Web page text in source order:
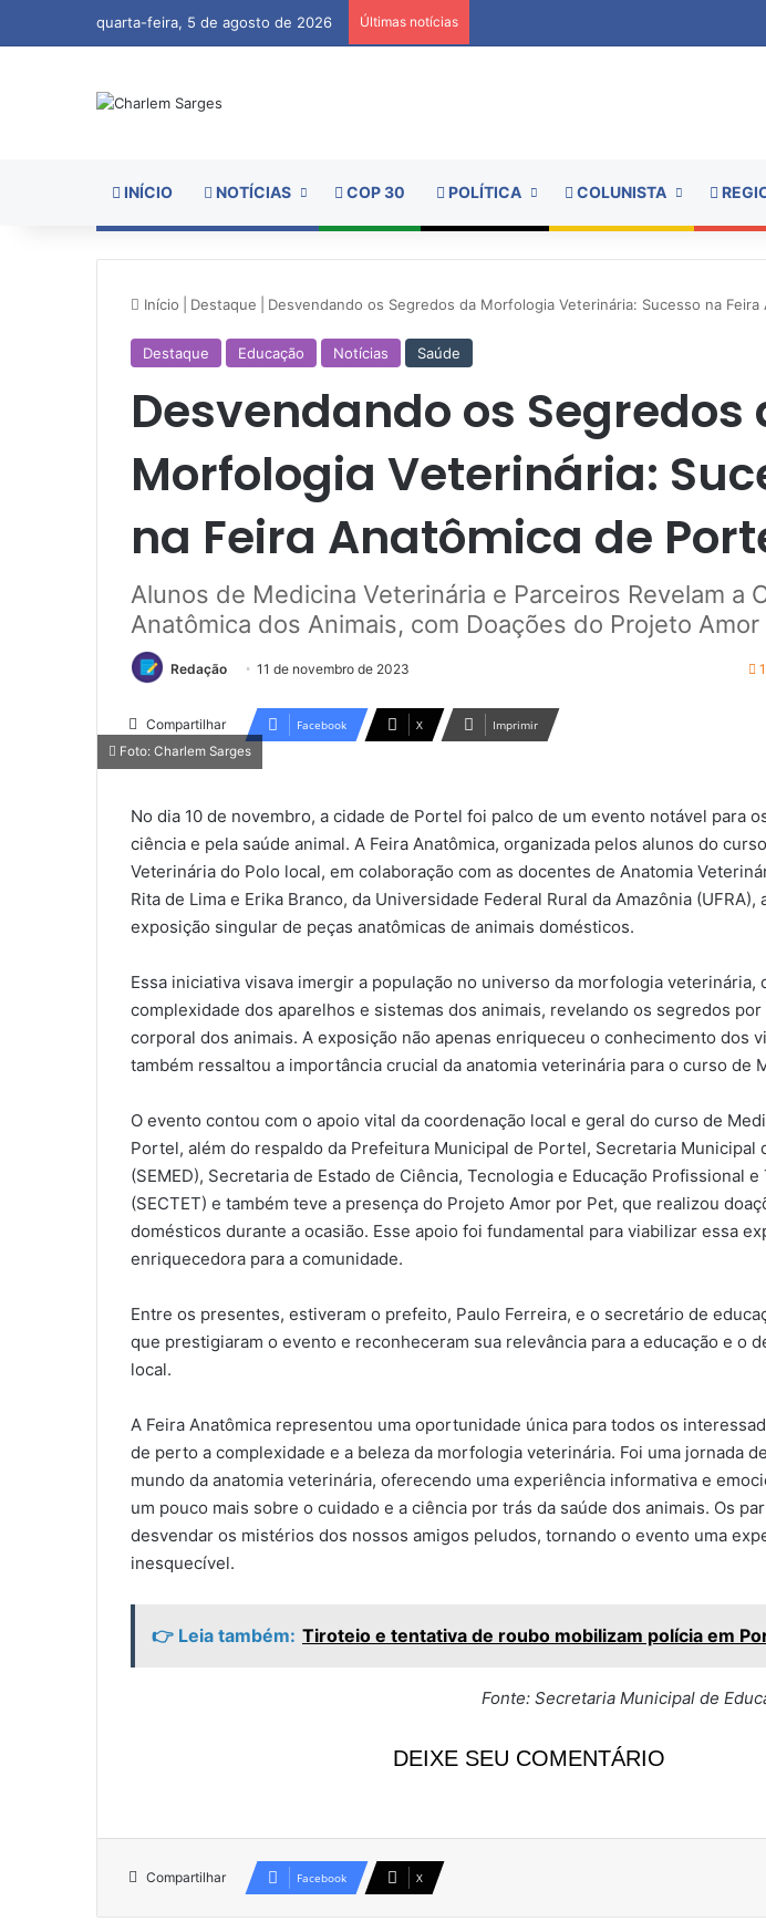
quarta-feira, 5 de agosto de 2026 Últimas notícias
INÍCIO NOTÍCIAS COP 30 POLÍTICA COLUNISTA
Início Destaque Desvendando os Segredos da Morfologia Veterinária: Sucesso na Feira
Destaque Educação Notícias Saúde
Desvendando os Segredos
Morfologia Veterinária:
na Feira Anatômica de
Alunos de Medicina Veterinária e Parceiros Revelam a
Anatômica dos Animais, com Doações do Projeto Amor
Redação 11 de novembro de 2023
Compartilhar Facebook X
Imprimir
Foto: Charlem Sarges
No dia 10 de novembro, a cidade de Portel foi palco de um evento notável para
ciência e pela saúde animal. A Feira Anatômica, organizada pelos alunos do
Veterinária do Polo local, em colaboração com as docentes de Anatomia
Rita de Lima e Erika Branco, da Universidade Federal Rural da Amazônia (UFRA),
exposição singular de peças anatômicas de animais domésticos.
Essa iniciativa visava imergir a população no universo da morfologia veterinária,
complexidade dos aparelhos e sistemas dos animais, revelando os segredos
corporal dos animais. A exposição não apenas enriqueceu o conhecimento dos
também ressaltou a importância crucial da anatomia veterinária para o curso de
O evento contou com o apoio vital da coordenação local e geral do curso de
Portel, além do respaldo da Prefeitura Municipal de Portel, Secretaria Municipal
(SEMED), Secretaria de Estado de Ciência, Tecnologia e Educação Profissional
(SECTET) e também teve a presença do Projeto Amor por Pet, que realizou
domésticos durante a ocasião. Esse apoio foi fundamental para viabilizar essa
enriquecedora para a comunidade.
Entre os presentes, estiveram o prefeito, Paulo Ferreira, e o secretário de
que prestigiaram o evento e reconheceram sua relevância para a educação e o
local.
A Feira Anatômica representou uma oportunidade única para todos os
de perto a complexidade e a beleza da morfologia veterinária. Foi uma jornada
mundo da anatomia veterinária, oferecendo uma experiência informativa e
um pouco mais sobre o cuidado e a ciência por trás da saúde dos animais. Os
desvendar os mistérios dos nossos amigos peludos, tornando o evento uma
inesquecível.
👉 Leia também: Tiroteio e tentativa de roubo mobilizam polícia em
Fonte: Secretaria Municipal de
DEIXE SEU COMENTÁRIO
Compartilhar Facebook X